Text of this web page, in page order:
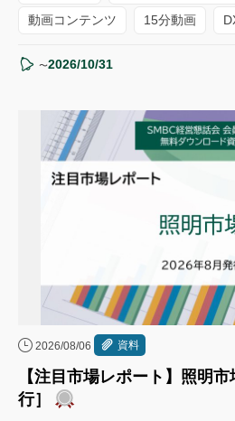
動画コンテンツ 15分動画
〜2026/10/31
2026/08/06 資料
【注目市場レポート】照明
行］